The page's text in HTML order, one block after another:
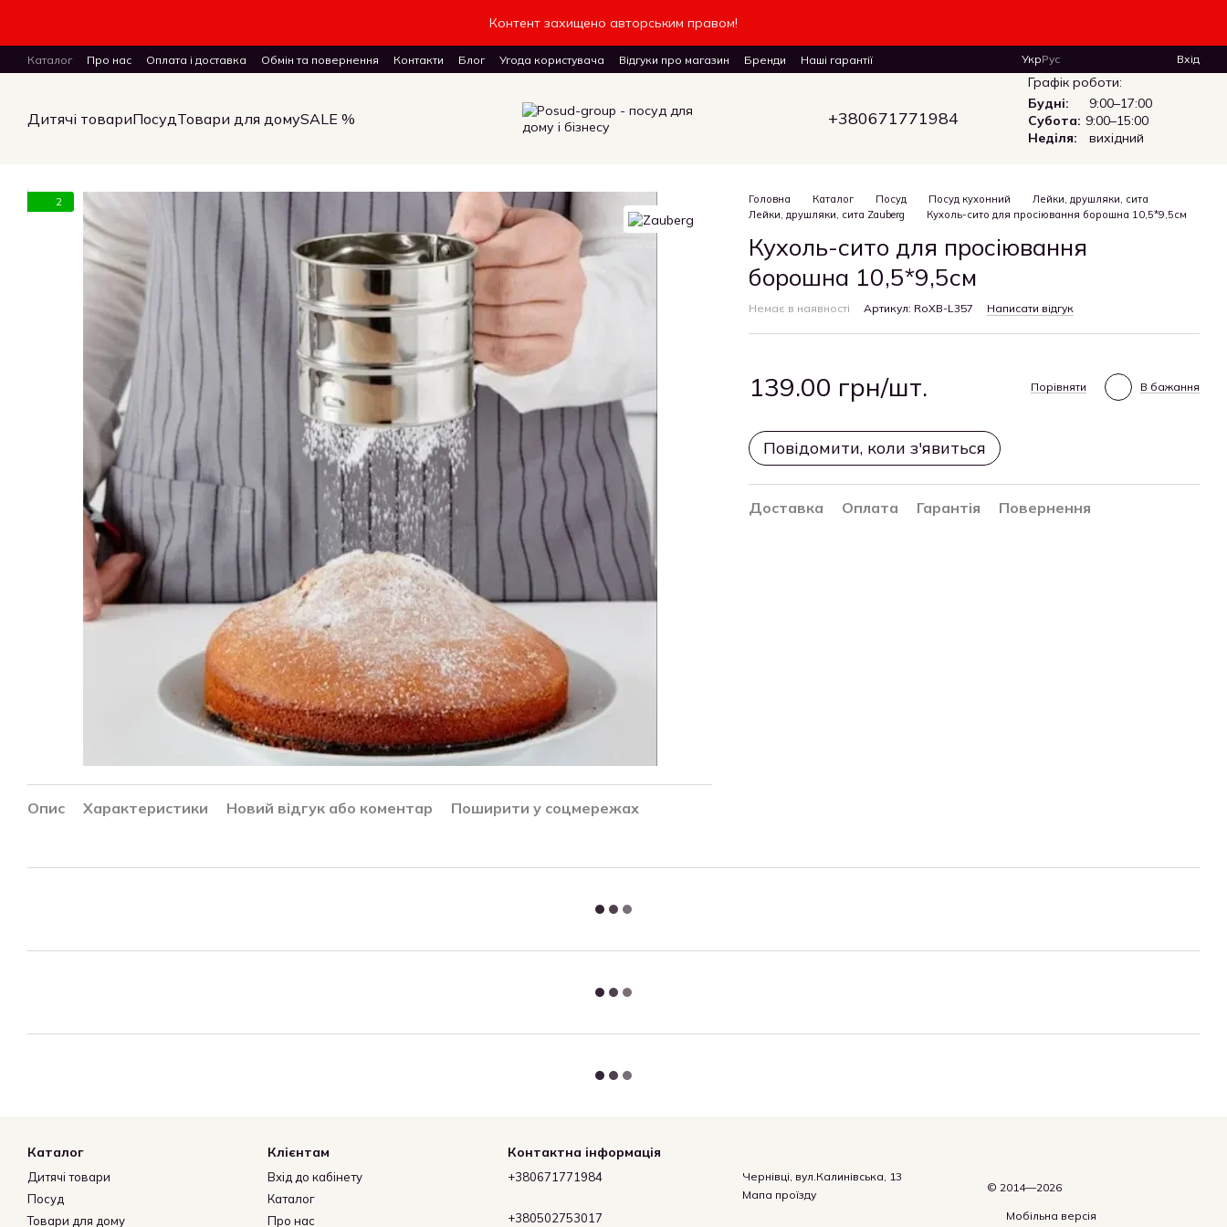
Контент захищено авторським правом!
Каталог Про нас Оплата і доставка Обмін та повернення Контакти Блог Угода користувача Відгуки про магазин Бренди
Наші гарантії
ПУБЛІЧНИЙ ДОГОВІР (ОФЕРТА) на замовлення, купівлю-продаж і доставку товарів
УкрРус Вхід
Дитячі товариПосудТовари для домуSALE % +380671771984
Графік роботи:
Будні:
9:00–17:00
Субота: 9:00–15:00
Неділя:
вихідний
2
Опис Характеристики Новий відгук або коментар Поширити у соцмережах
Головна Каталог Посуд Посуд кухонний
Лейки, друшляки, сита
Лейки, друшляки, сита Zauberg
Кухоль-сито для просіювання борошна 10,5*9,5см
Кухоль-сито для просіювання
борошна 10,5*9,5см
Немає в наявності Артикул: RoXB-L357 Написати відгук
139.00 грн/шт. Порівняти В бажання
Повідомити, коли з'явиться
Доставка Оплата Гарантія Повернення
Каталог
Дитячі товари
Посуд
Товари для дому
Клієнтам
Вхід до кабінету
Каталог
Про нас
Контактна інформація
+380671771984
+380502753017
Чернівці, вул.Калинівська, 13
Мапа проїзду
© 2014—2026
Мобільна версія